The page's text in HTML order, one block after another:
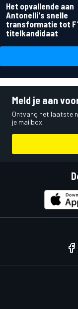
Het opvallende aan
Antonelli's snelle
transformatie tot
titelkandidaat
Meld je aan
Ontvang het laatste
je mailbox.